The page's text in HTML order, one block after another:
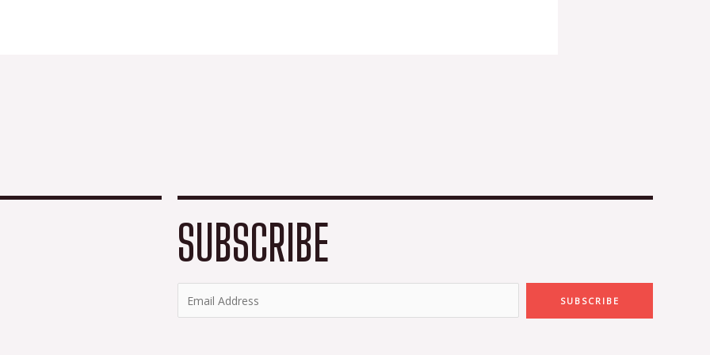
SUBSCRIBE
SUBSCRIBE